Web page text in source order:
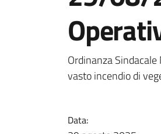
Ordinanza
vasto incendio di
Data: